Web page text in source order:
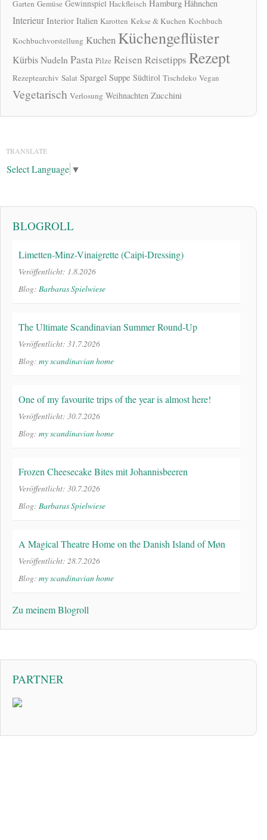
Garten Gemüse Gewinnspiel Hackfleisch Hamburg Hähnchen
Interieur Interior Italien Karotten Kekse & Kuchen Kochbuch
Kochbuchvorstellung Kuchen Küchengeflüster
KürbisNudelnPasta Pilze Reisen Reisetipps Rezept
Rezeptearchiv Salat Spargel Suppe Südtirol Tischdeko Vegan
Vegetarisch Verlosung Weihnachten Zucchini
TRANSLATE
Select Language ▼
BLOGROLL
Limetten-Minz-Vinaigrette (Caipi-Dressing)
Veröffentlicht: 1.8.2026
Blog: Barbaras Spielwiese
The Ultimate Scandinavian Summer Round-Up
Veröffentlicht: 31.7.2026
Blog: my scandinavian home
One of my favourite trips of the year is almost here!
Veröffentlicht: 30.7.2026
Blog: my scandinavian home
Frozen Cheesecake Bites mit Johannisbeeren
Veröffentlicht: 30.7.2026
Blog: Barbaras Spielwiese
A Magical Theatre Home on the Danish Island of Møn
Veröffentlicht: 28.7.2026
Blog: my scandinavian home
Zu meinem Blogroll
PARTNER